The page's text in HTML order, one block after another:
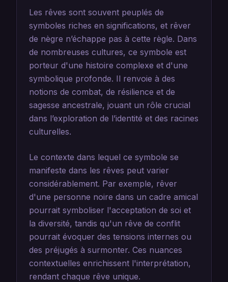
Les rêves sont souvent peuplés de
symboles riches en significations, et rêver
de nègre n’échappe pas à cette règle. Dans
de nombreuses cultures, ce symbole est
porteur d'une histoire complexe et d'une
symbolique profonde. Il renvoie à des
notions de combat, de résilience et de
sagesse ancestrale, jouant un rôle crucial
dans l’exploration de l’identité et des racines
culturelles.
Le contexte dans lequel ce symbole se
manifeste dans les rêves peut varier
considérablement. Par exemple, rêver
d'une personne noire dans un cadre amical
pourrait symboliser l'acceptation de soi et
la diversité, tandis qu'un rêve de conflit
pourrait évoquer des tensions internes ou
des préjugés à surmonter. Ces nuances
contextuelles enrichissent l'interprétation,
rendant chaque rêve unique.